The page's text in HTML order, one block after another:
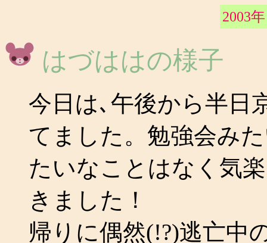
2003
はづははの様子
今日は､午後から半日
てました。勉強会み
たいなことはなく気
きました！
帰りに偶然(!?)逃亡中